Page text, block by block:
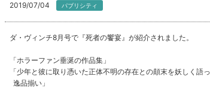
2019/07/04 パブリシティ
ダ・ヴィンチ8月号で『死者の饗宴』が紹介されました。
「ホラーファン垂涎の作品集」
「少年と彼に取り憑いた正体不明の存在との顛末を妖しく語
逸品揃い」